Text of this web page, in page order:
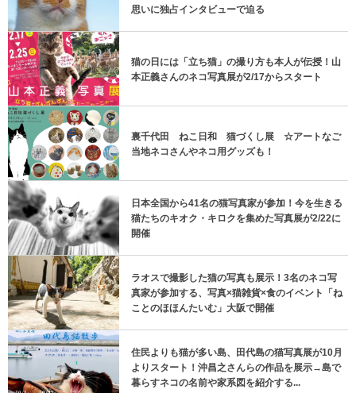
思いに独占インタビューで迫る
猫の日には「立ち猫」の撮り方も本人が伝授！山
本正義さんのネコ写真展が2/17からスタート
裏千代田 ねこ日和 猫づくし展 ☆アートなご
当地ネコさんやネコ用グッズも！
日本全国から41名の猫写真家が参加！今を生きる
猫たちのキオク・キロクを集めた写真展が2/22に
開催
ラオスで撮影した猫の写真も展示！3名のネコ写
真家が参加する、写真×猫雑貨×食のイベント「ね
ことのほほんたいむ」大阪で開催
住民よりも猫が多い島、田代島の猫写真展が10月
よりスタート！沖昌之さんらの作品を展示→島で
暮らすネコの名前や家系図を紹介する...